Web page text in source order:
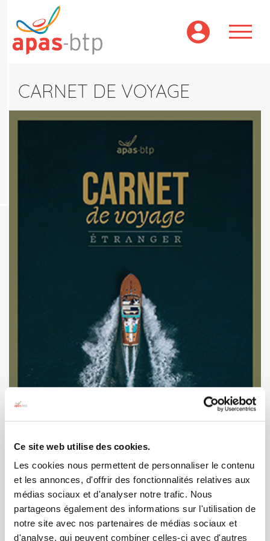
Ce site web utilise des cookies.
Les cookies nous permettent de personnaliser le contenu
et les annonces, d'offrir des fonctionnalités relatives aux
médias sociaux et d'analyser notre trafic. Nous
partageons également des informations sur l'utilisation de
notre site avec nos partenaires de médias sociaux et
d'analyse, qui peuvent combiner celles-ci avec d'autres
contenu
principal
CARNET DE VOYAGE
Étranger Hiver/Printemps 2025-
2026